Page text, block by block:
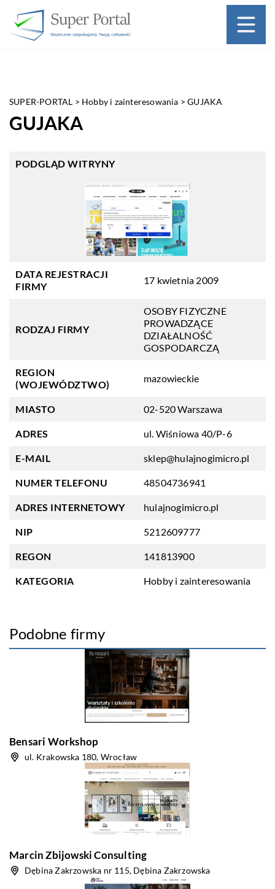
SUPER-PORTAL > Hobby i zainteresowania >GUJAKA
GUJAKA
PODGLĄD WITRYNY
DATA REJESTRACJI
FIRMY
17 kwietnia 2009
RODZAJ FIRMY
OSOBY FIZYCZNE
PROWADZĄCE
DZIAŁALNOŚĆ
GOSPODARCZĄ
REGION
(WOJEWÓDZTWO)
mazowieckie
MIASTO 02-520 Warszawa
ADRES ul. Wiśniowa 40/P-6
E-MAIL sklep@hulajnogimicro.pl
NUMER TELEFONU 48504736941
ADRES INTERNETOWY hulajnogimicro.pl
NIP 5212609777
REGON 141813900
KATEGORIA Hobby i zainteresowania
Podobne firmy
Bensari Workshop
ul. Krakowska 180, Wrocław
Marcin Zbijowski Consulting
Dębina Zakrzowska nr 115, Dębina Zakrzowska